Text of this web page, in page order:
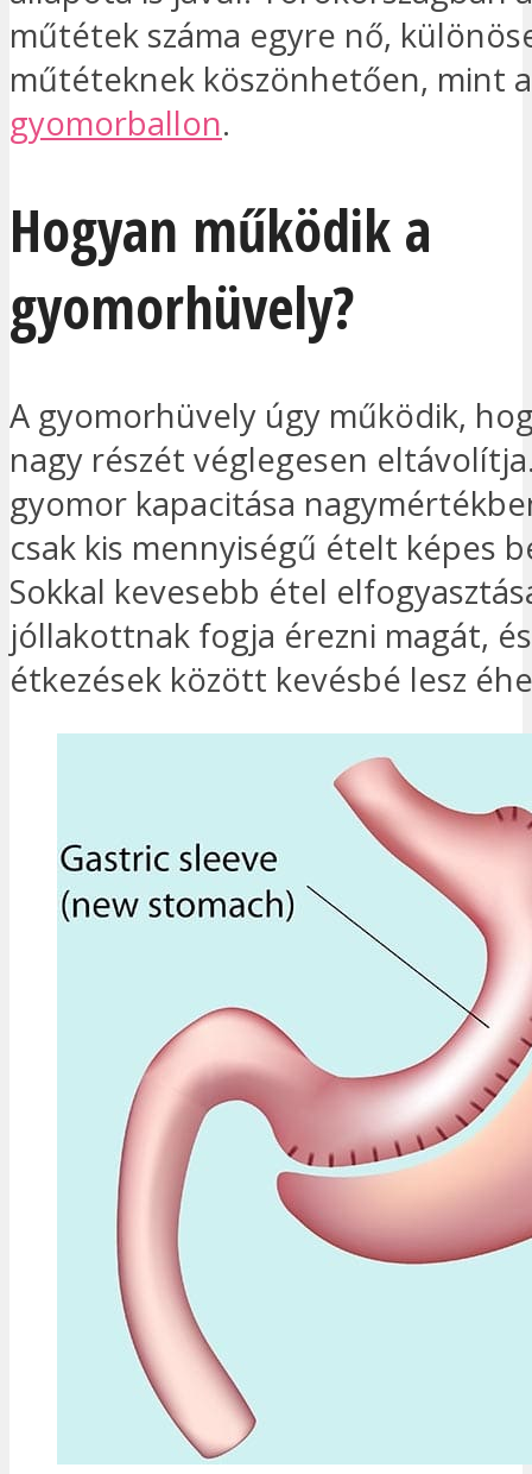
műtétek száma egyre nő,
műtéteknek köszönhetően, mint a
gyomorballon.
Hogyan működik a
gyomorhüvely?
A gyomorhüvely úgy működik,
nagy részét véglegesen
gyomor kapacitása
csak kis mennyiségű ételt képes
Sokkal kevesebb étel
jóllakottnak fogja érezni magát,
étkezések között kevésbé lesz